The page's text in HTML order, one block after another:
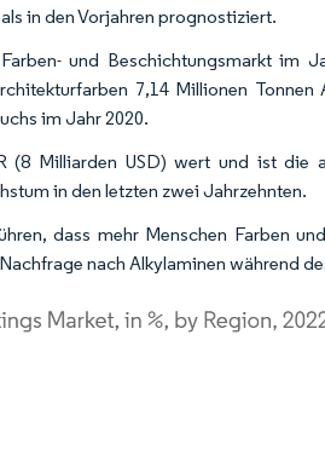
in den Vorjahren prognostiziert.
und Beschichtungsmarkt im
7,14 Millionen
im Jahr 2020.
Milliarden USD) wert und ist die
in den letzten zwei Jahrzehnten.
dass mehr Menschen Farben
nach Alkylaminen während